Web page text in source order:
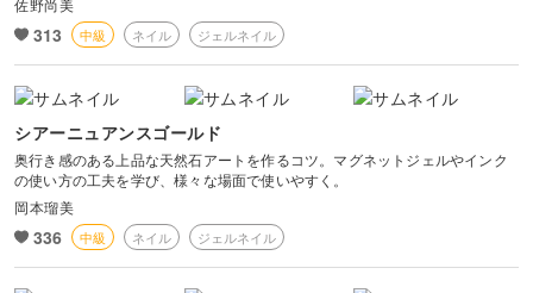
313 中級 ネイル ジェルネイル
シアーニュアンスゴールド
奥行き感のある上品な天然石アートを作るコツ。マグネットジェルやインク
の使い方の工夫を学び、様々な場面で使いやすく。
岡本瑠美
336 中級 ネイル ジェルネイル